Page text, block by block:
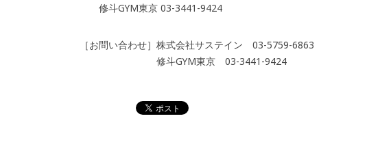
修斗GYM東京 03-3441-9424
［お問い合わせ］株式会社サステイン 03-5759-6863
修斗GYM東京 03-3441-9424